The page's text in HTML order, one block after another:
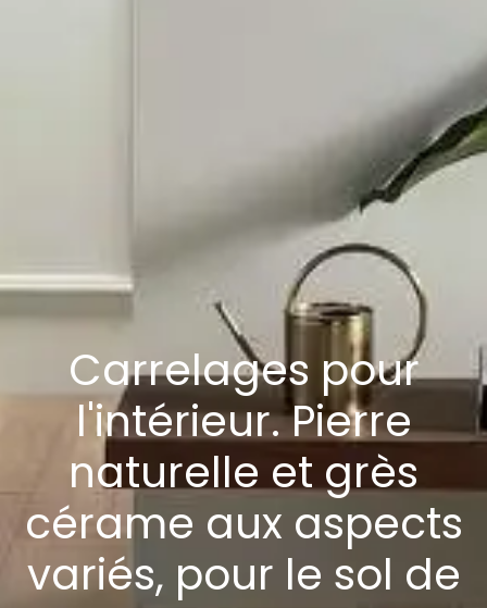
Carrelages pour
l'intérieur. Pierre
naturelle et grès
cérame aux aspects
variés, pour le sol de